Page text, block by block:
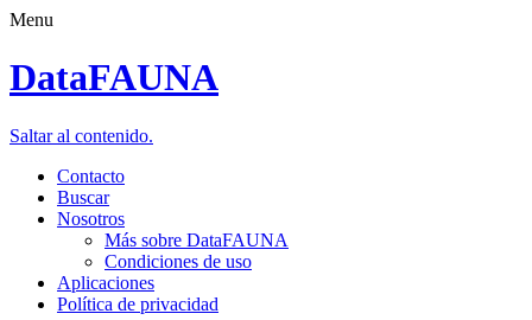
Menu
DataFAUNA
Saltar al contenido.
Contacto
Buscar
Nosotros
Más sobre DataFAUNA
Condiciones de uso
Aplicaciones
Política de privacidad